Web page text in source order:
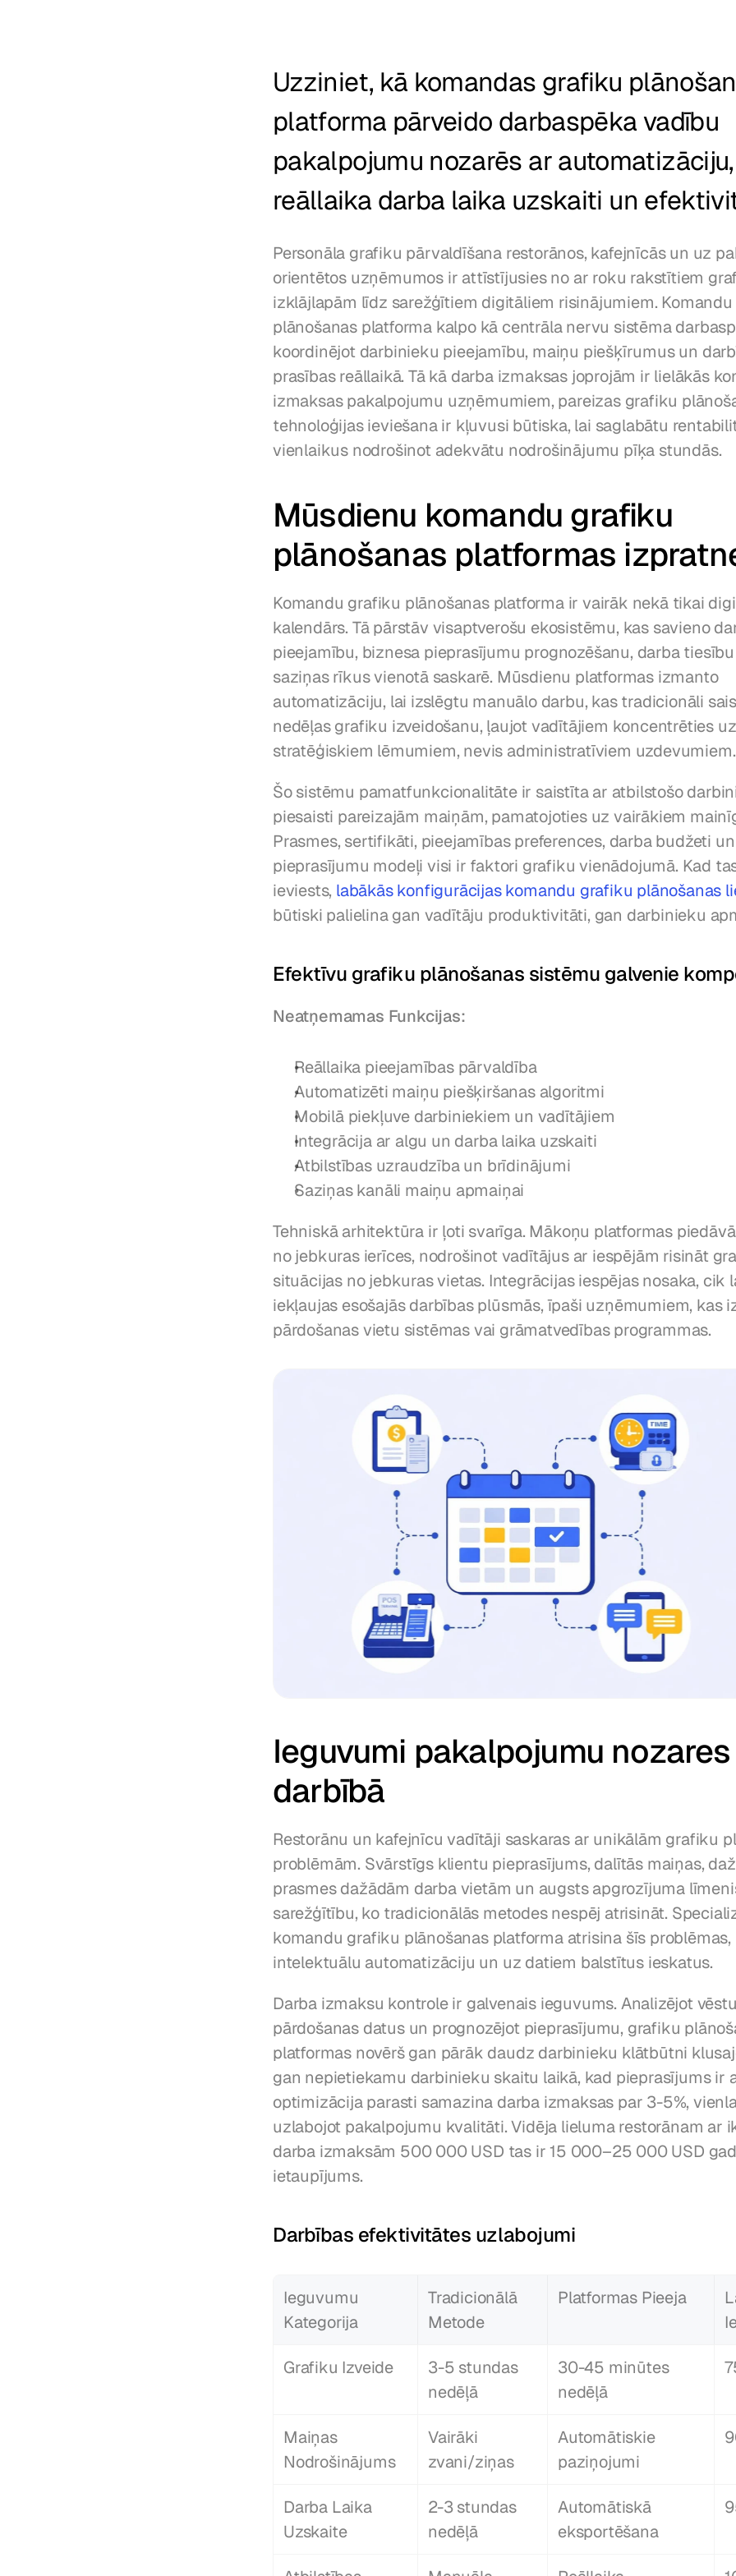
Uzziniet, kā komandas grafiku
platforma pārveido darbaspēka vadību
pakalpojumu nozarēs ar automatizāciju,
reāllaika darba laika uzskaiti un
Personāla grafiku pārvaldīšana restorānos, kafejnīcās un uz
orientētos uzņēmumos ir attīstījusies no ar roku rakstītiem
izklājlapām līdz sarežģītiem digitāliem risinājumiem.
plānošanas platforma kalpo kā centrāla nervu sistēma
koordinējot darbinieku pieejamību, maiņu piešķīrumus un
prasības reāllaikā. Tā kā darba izmaksas joprojām ir lielākās
izmaksas pakalpojumu uzņēmumiem, pareizas grafiku
tehnoloģijas ieviešana ir kļuvusi būtiska, lai saglabātu
vienlaikus nodrošinot adekvātu nodrošinājumu pīķa stundās.
Mūsdienu komandu grafiku
plānošanas platformas
Komandu grafiku plānošanas platforma ir vairāk nekā tikai
kalendārs. Tā pārstāv visaptverošu ekosistēmu, kas savieno
pieejamību, biznesa pieprasījumu prognozēšanu, darba
saziņas rīkus vienotā saskarē. Mūsdienu platformas izmanto
automatizāciju, lai izslēgtu manuālo darbu, kas tradicionāli
nedēļas grafiku izveidošanu, ļaujot vadītājiem koncentrēties uz
stratēģiskiem lēmumiem, nevis administratīviem uzdevumiem.
Šo sistēmu pamatfunkcionalitāte ir saistīta ar atbilstošo
piesaisti pareizajām maiņām, pamatojoties uz vairākiem
Prasmes, sertifikāti, pieejamības preferences, darba budžeti
pieprasījumu modeļi visi ir faktori grafiku vienādojumā. Kad
ieviests, labākās konfigurācijas komandu grafiku plānošanas
būtiski palielina gan vadītāju produktivitāti, gan darbinieku
Efektīvu grafiku plānošanas sistēmu galvenie
Neatņemamas Funkcijas:
Reāllaika pieejamības pārvaldība
Automatizēti maiņu piešķiršanas algoritmi
Mobilā piekļuve darbiniekiem un vadītājiem
Integrācija ar algu un darba laika uzskaiti
Atbilstības uzraudzība un brīdinājumi
Saziņas kanāli maiņu apmaiņai
Tehniskā arhitektūra ir ļoti svarīga. Mākoņu platformas
no jebkuras ierīces, nodrošinot vadītājus ar iespējām risināt
situācijas no jebkuras vietas. Integrācijas iespējas nosaka, cik
iekļaujas esošajās darbības plūsmās, īpaši uzņēmumiem, kas
pārdošanas vietu sistēmas vai grāmatvedības programmas.
Ieguvumi pakalpojumu nozares
darbībā
Restorānu un kafejnīcu vadītāji saskaras ar unikālām grafiku
problēmām. Svārstīgs klientu pieprasījums, dalītās maiņas,
prasmes dažādām darba vietām un augsts apgrozījuma
sarežģītību, ko tradicionālās metodes nespēj atrisināt.
komandu grafiku plānošanas platforma atrisina šīs
intelektuālu automatizāciju un uz datiem balstītus ieskatus.
Darba izmaksu kontrole ir galvenais ieguvums. Analizējot
pārdošanas datus un prognozējot pieprasījumu, grafiku
platformas novērš gan pārāk daudz darbinieku klātbūtni
gan nepietiekamu darbinieku skaitu laikā, kad pieprasījums ir
optimizācija parasti samazina darba izmaksas par 3-5%,
uzlabojot pakalpojumu kvalitāti. Vidēja lieluma restorānam ar
darba izmaksām 500 000 USD tas ir 15 000–25 000 USD
ietaupījums.
Darbības efektivitātes uzlabojumi
Ieguvumu
Kategorija
Tradicionālā
Metode
Platformas Pieeja
Grafiku Izveide
3-5 stundas
nedēļā
30-45 minūtes
nedēļā
Maiņas
Nodrošinājums
Vairāki
zvani/ziņas
Automātiskie
paziņojumi
Darba Laika
Uzskaite
2-3 stundas
nedēļā
Automātiskā
eksportēšana